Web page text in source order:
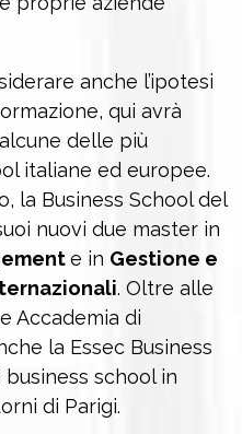
anche l’ipotesi
qui avrà
delle più
italiane ed europee.
la Business School del
nuovi due master in
e in Gestione e
. Oltre alle
Accademia di
la Essec Business
school in
di Parigi.